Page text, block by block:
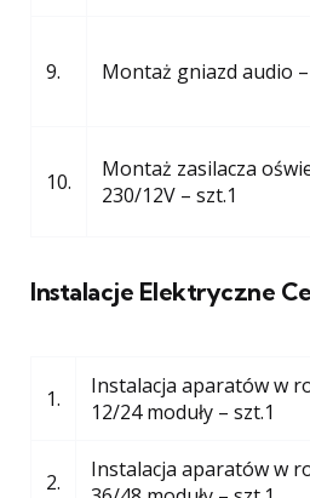
9. Montaż gniazd audio –
10.
Montaż zasilacza
230/12V – szt.1
Instalacje Elektryczne
1.
Instalacja aparatów w
12/24 moduły – szt.1
2.
Instalacja aparatów w